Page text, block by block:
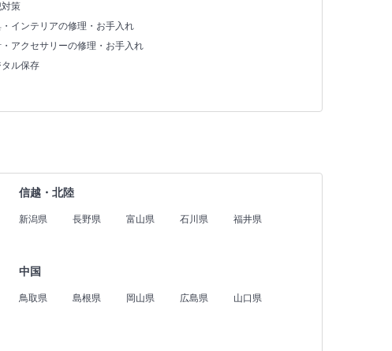
対策
インテリアの修理・お手入れ
アクセサリーの修理・お手入れ
ル保存
信越・北陸
新潟県 長野県 富山県 石川県 福井県
中国
鳥取県 島根県 岡山県 広島県 山口県